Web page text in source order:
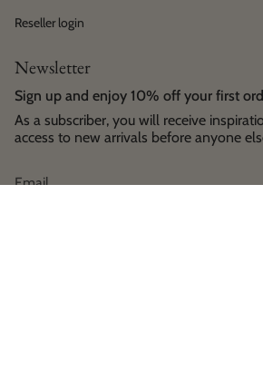
Reseller login
Newsletter
Sign up and enjoy 10% off your first
As a subscriber, you will receive
access to new arrivals before anyone